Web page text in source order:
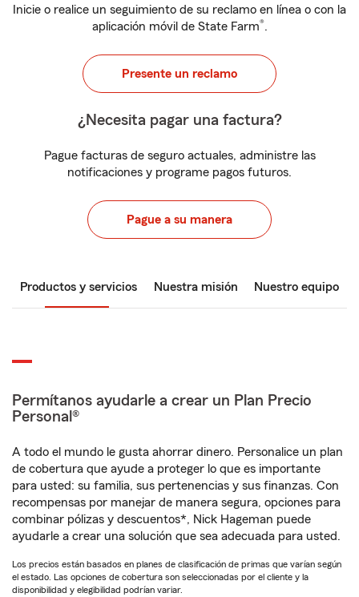
Inicie o realice un seguimiento de su reclamo en línea o con la
aplicación móvil de State Farm®.
Presente un reclamo
¿Necesita pagar una factura?
Pague facturas de seguro actuales, administre las
notificaciones y programe pagos futuros.
Pague a su manera
Productos y servicios Nuestra misión Nuestro equipo
Permítanos ayudarle a crear un Plan Precio
Personal®
A todo el mundo le gusta ahorrar dinero. Personalice un plan
de cobertura que ayude a proteger lo que es importante
para usted: su familia, sus pertenencias y sus finanzas. Con
recompensas por manejar de manera segura, opciones para
combinar pólizas y descuentos*, Nick Hageman puede
ayudarle a crear una solución que sea adecuada para usted.
Los precios están basados en planes de clasificación de primas que varían según
el estado. Las opciones de cobertura son seleccionadas por el cliente y la
disponibilidad y elegibilidad podrían variar.